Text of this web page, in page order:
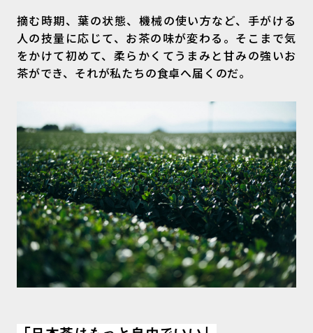
摘む時期、葉の状態、機械の使い方など、手がける
人の技量に応じて、お茶の味が変わる。そこまで気
をかけて初めて、柔らかくてうまみと甘みの強いお
茶ができ、それが私たちの食卓へ届くのだ。